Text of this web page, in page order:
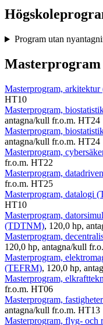
Program utan
Masterprogram
Masterprogram,
HT10
Masterprogram,
antagna/kull fr.o.m. HT24
Masterprogram,
antagna/kull fr.o.m. HT24
Masterprogram,
fr.o.m. HT22
Masterprogram,
fr.o.m. HT25
Masterprogram, datalogi
HT10
Masterprogram,
(TDTNM), 120,0 hp,
Masterprogram,
120,0 hp, antagna/kull
Masterprogram,
(TEFRM), 120,0 hp,
Masterprogram,
fr.o.m. HT06
Masterprogram,
antagna/kull fr.o.m. HT13
Masterprogram, flyg-